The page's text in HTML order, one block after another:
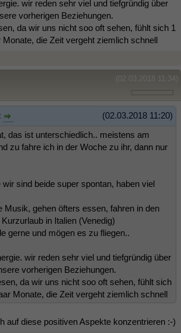
wir reden sehr viel und tiefgründig über
vorherigen Beziehungen.
da wir uns nicht soo oft sehen, fühlt sich 1
die Zeit vergeht ziemlich schnell
(02.03.2018 11:34)
(02.03.2018 11:20)
das ist unterschiedlich.. meistens am
zu fahre ich in der Woche zu ihr, dann nur
sind beide super spontan, haben viel
Musik, gehen öfters essen, fahren in den
in Italien (Venedig)
gerne und mögen es zu fliegen..
wir reden sehr viel und tiefgründig über
vorherigen Beziehungen.
da wir uns nicht soo oft sehen, fühlt sich
Monate, die Zeit vergeht ziemlich schnell
auf diese positiven Aspekte konzentrieren :-)